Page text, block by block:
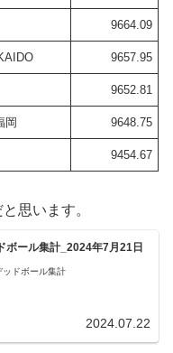
9664.09
9657.95
9652.81
岡 9648.75
9454.67
思います。
ボール集計_2024年7月21日
ドボール集計
2024.07.22